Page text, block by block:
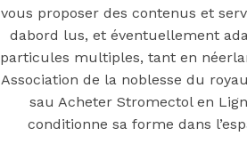
vous proposer des contenus et
dabord lus, et éventuellement
particules multiples, tant en
Association de la noblesse du
sau Acheter Stromectol en
conditionne sa forme dans
You may also like
Step 1
August 16, 2018October 9, 2018